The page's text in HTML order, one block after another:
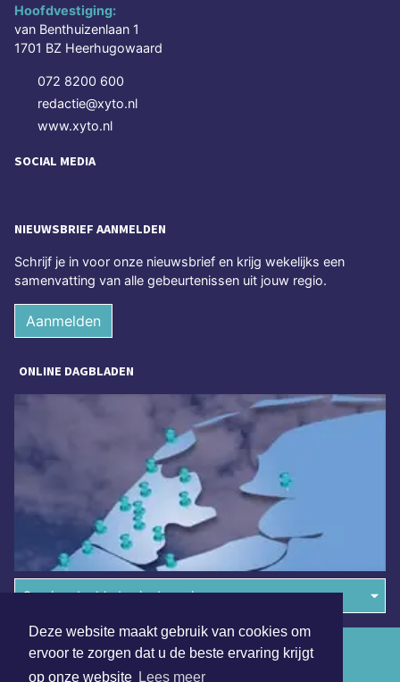
Deze website maakt gebruik van cookies om
ervoor te zorgen dat u de beste ervaring krijgt
op onze website Lees meer
Hoofdvestiging:
van Benthuizenlaan 1
1701 BZ Heerhugowaard
072 8200 600
redactie@xyto.nl
www.xyto.nl
SOCIAL MEDIA
NIEUWSBRIEF AANMELDEN
Schrijf je in voor onze nieuwsbrief en krijg wekelijks een
samenvatting van alle gebeurtenissen uit jouw regio.
Aanmelden
ONLINE DAGBLADEN
Overige dagbladen in de regio
Algemene voorwaarden